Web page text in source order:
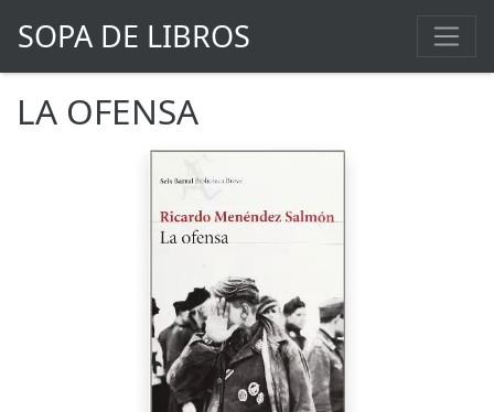
SOPA DE LIBROS
LA OFENSA